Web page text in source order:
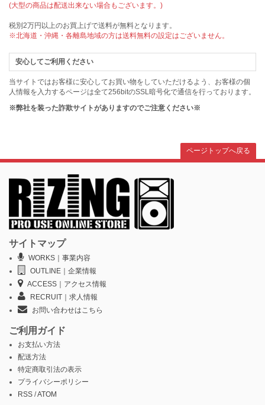
(大型の商品は配送出来ない場合もございます。)
税別2万円以上のお買上げで送料が無料となります。
※北海道・沖縄・各離島地域の方は送料無料の設定はございません。
安心してご利用ください
当サイトではお客様に安心してお買い物をしていただけるよう、お客様の個
人情報を入力するページは全て256bitのSSL暗号化で通信を行っております。
※弊社を装った詐欺サイトがありますのでご注意ください※
ページトップへ戻る
サイトマップ
WORKS｜事業内容
OUTLINE｜企業情報
ACCESS｜アクセス情報
RECRUIT｜求人情報
お問い合わせはこちら
ご利用ガイド
お支払い方法
配送方法
特定商取引法の表示
プライバシーポリシー
RSS /ATOM